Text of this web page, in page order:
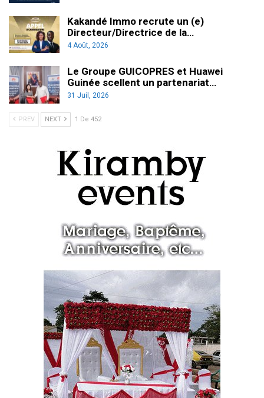
Kakandé Immo recrute un (e)
Directeur/Directrice de la…
4 Août, 2026
Le Groupe GUICOPRES et Huawei
Guinée scellent un partenariat…
31 Juil, 2026
PREV NEXT 1 De 452